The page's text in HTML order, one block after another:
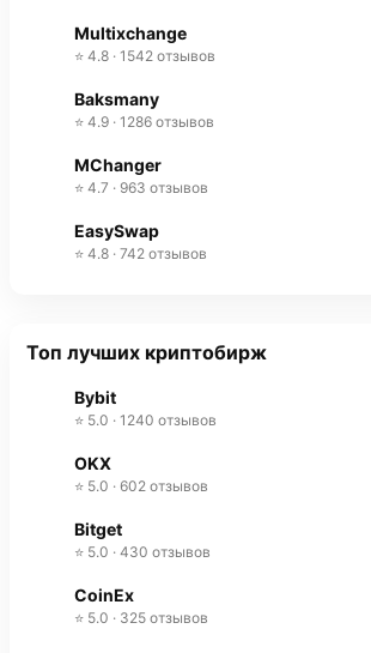
Multixchange
⭐ 4.8 · 1542 отзывов
Baksmany
⭐ 4.9 · 1286 отзывов
MChanger
⭐ 4.7 · 963 отзывов
EasySwap
⭐ 4.8 · 742 отзывов
Топ лучших криптобирж
Bybit
⭐ 5.0 · 1240 отзывов
OKX
⭐ 5.0 · 602 отзывов
Bitget
⭐ 5.0 · 430 отзывов
CoinEx
⭐ 5.0 · 325 отзывов